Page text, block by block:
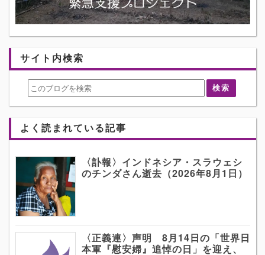
サイト内検索
よく読まれている記事
〈訃報〉インドネシア・スラウェシ
のチンダさん逝去（2026年8月1日）
〈正義連〉声明 8月14日の「世界日
本軍『慰安婦』追悼の日」を迎え、